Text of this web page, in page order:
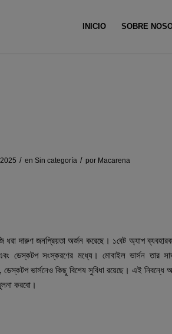
INICIO SOBRE
/ en Sin categoría / por Macarena
ধরা দারুণ জনপ্রিয়তা অর্জন করেছে। ১বেট অ্যাপ
ডেস্কটপ সংস্করণের মধ্যে। মোবাইল ভার্সন তার
ভার্সনেও কিছু বিশেষ সুবিধা রয়েছে। এই নিবন্ধে
করবো।